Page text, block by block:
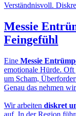
Verständnisvoll.
Messie
Feingefühl
Eine Messie
emotionale Hürde. Oft
um Scham,
Genau das nehmen
Wir arbeiten diskret
auf. In der Region